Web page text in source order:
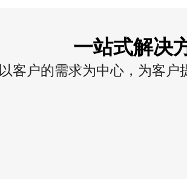
一站式解决
以客户的需求为中心，为客户